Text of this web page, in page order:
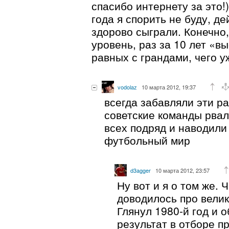
спасибо интернету за
года я спорить не буду,
здорово сыграли.
уровень, раз за 10 лет
равных с грандами, чего
vodolaz 10 марта 2012, 19:37
всегда забавляли эти
советские команды
всех подряд и
футбольный мир
d3agger 10 марта 2012, 23:57
Ну вот и я о том же.
доводилось про
Глянул 1980-й год и
результат в отборе